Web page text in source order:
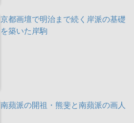
京都画壇で明治まで続く岸派の基礎
を築いた岸駒
南蘋派の開祖・熊斐と南蘋派の画人